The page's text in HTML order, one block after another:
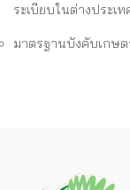
ระเบียบในต่างประเท
มาตรฐานบังคับเกษ